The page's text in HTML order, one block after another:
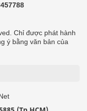
Chỉ được phát hành
ý bằng văn bản của